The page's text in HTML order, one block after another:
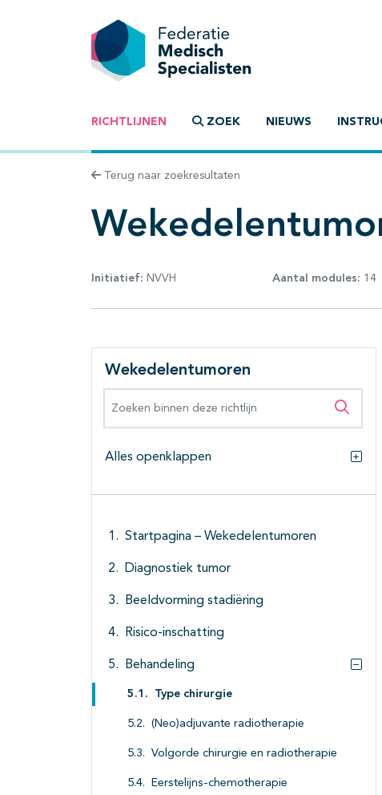
RICHTLIJNEN ZOEK NIEUWS
Terug naar zoekresultaten
Initiatief: NVVH Aantal modules: 14
Wekedelentumoren
Alles openklappen
Startpagina – Wekedelentumoren
Diagnostiek tumor
Beeldvorming stadiëring
Risico-inschatting
Behandeling
Type chirurgie
(Neo)adjuvante radiotherapie
Volgorde chirurgie en radiotherapie
Eerstelijns-chemotherapie